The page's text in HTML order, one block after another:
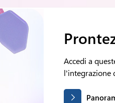
Accedi a
l'integrazione